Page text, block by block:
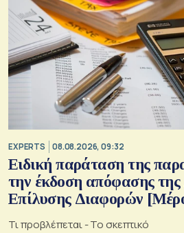
EXPERTS 08.08.2026, 09:32
Ειδική παράταση της
την έκδοση απόφασης της
Επίλυσης Διαφορών
Τι προβλέπεται - Το σκεπτικό